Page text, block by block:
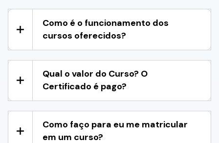
Como é o funcionamento dos
cursos oferecidos?
Qual o valor do Curso? O
Certificado é pago?
Como faço para eu me matricular
em um curso?